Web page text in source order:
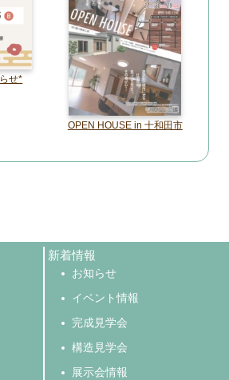
せ*
OPEN HOUSE in 十和田市
新着情報
お知らせ
イベント情報
完成見学会
構造見学会
展示会情報